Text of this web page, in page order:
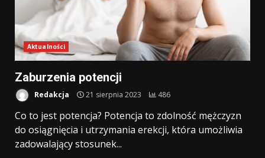
Aktualności
Zaburzenia potencji
Redakcja 21 sierpnia 2023 486
Co to jest potencja? Potencja to zdolność mężczyzn
do osiągnięcia i utrzymania erekcji, która umożliwia
zadowalający stosunek...